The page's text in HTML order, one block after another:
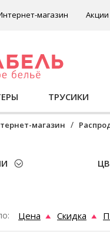
магазин Акции
ТРУСИКИ
магазин
Цена Скидка